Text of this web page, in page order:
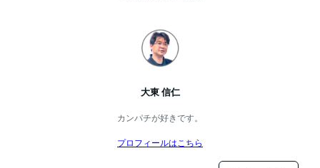
大東 信仁
カンパチが好きです。
プロフィールはこちら